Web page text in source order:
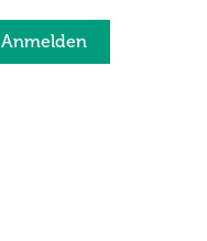
Anmelden